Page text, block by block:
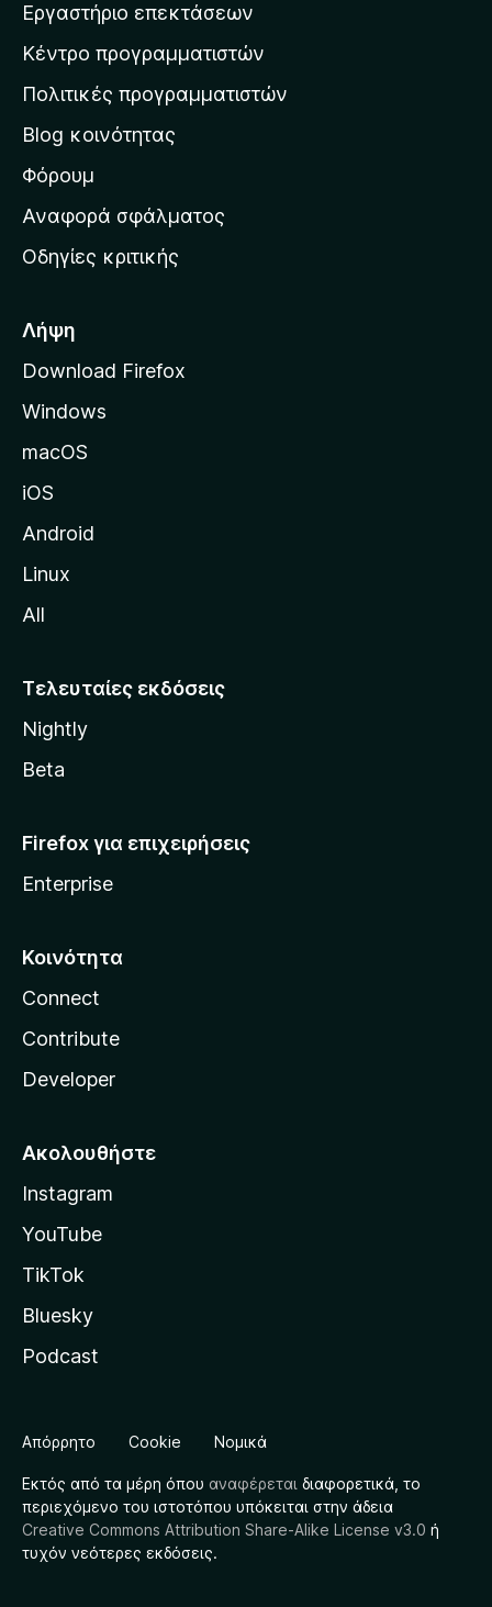
σ
τ
η
α
ρ
χ
κ
σ
λ
ί
τ
η
o
i
l
a
Εργαστήριο επεκτάσεων
Κέντρο προγραμματιστών
Πολιτικές προγραμματιστών
Blog κοινότητας
Φόρουμ
Αναφορά σφάλματος
Οδηγίες κριτικής
Λήψη
Download Firefox
Windows
macOS
iOS
Android
Linux
All
Τελευταίες εκδόσεις
Nightly
Beta
Firefox για επιχειρήσεις
Enterprise
Κοινότητα
Connect
Contribute
Developer
Ακολουθήστε
Instagram
YouTube
TikTok
Bluesky
Podcast
Απόρρητο Cookie Νομικά
Εκτός από τα μέρη όπου αναφέρεται διαφορετικά, το
περιεχόμενο του ιστοτόπου υπόκειται στην άδεια
Creative Commons Attribution Share-Alike License v3.0 ή
τυχόν νεότερες εκδόσεις.